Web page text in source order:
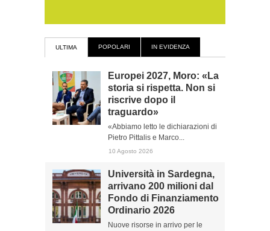
ULTIMA POPOLARI IN EVIDENZA
Europei 2027, Moro: «La
storia si rispetta. Non si
riscrive dopo il
traguardo»
«Abbiamo letto le dichiarazioni di
Pietro Pittalis e Marco...
10 Agosto 2026
Università in Sardegna,
arrivano 200 milioni dal
Fondo di Finanziamento
Ordinario 2026
Nuove risorse in arrivo per le